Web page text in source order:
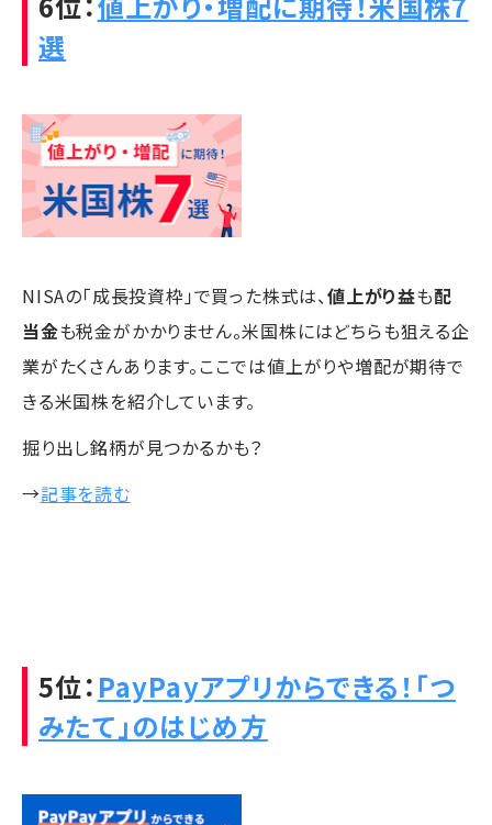
選
NISAの「成長投資枠」で買った株式は、値上がり益も配
当金も税金がかかりません。米国株にはどちらも狙える企
業がたくさんあります。ここでは値上がりや増配が期待で
きる米国株を紹介しています。
掘り出し銘柄が見つかるかも？
→記事を読む
5位： PayPayアプリからできる！「つ
みたて」のはじめ方